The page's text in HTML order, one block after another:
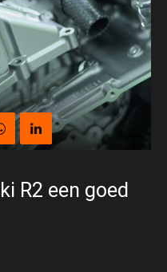
R2 een goed